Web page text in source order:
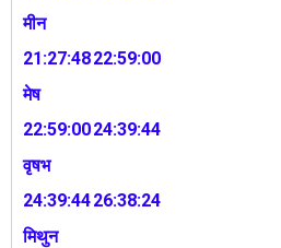
मीन
21:27:4822:59:00
मेष
22:59:0024:39:44
वृषभ
24:39:4426:38:24
मिथुन